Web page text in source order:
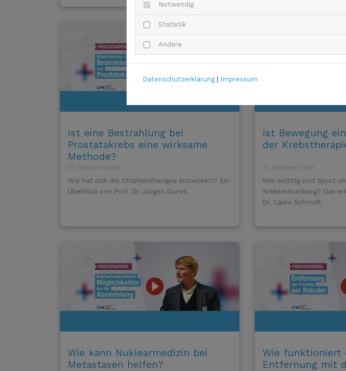
Ist eine Bestrahlung bei
Prostatakrebs eine wirksame
Methode?
10. Oktober 2025
Wie hat sich die Strahlentherapie entwickelt? Ein
Überblick von Prof. Dr. Jürgen Dunst.
Ist Bewegung
der
10. Oktober 2025
Wie wichtig sind Sport
Krebserkrankung? Das
Dr. Laura Schmidt.
Wie kann Nuklearmedizin bei
Metastasen helfen?
Wie funktioniert
Entfernung mit
Notwendig
Statistik
Andere
Datenschutzerklärung | Impressum